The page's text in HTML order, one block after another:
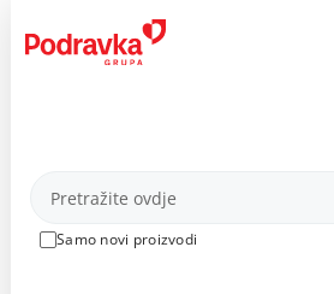
content
Proizvodi
Samo novi proizvodi